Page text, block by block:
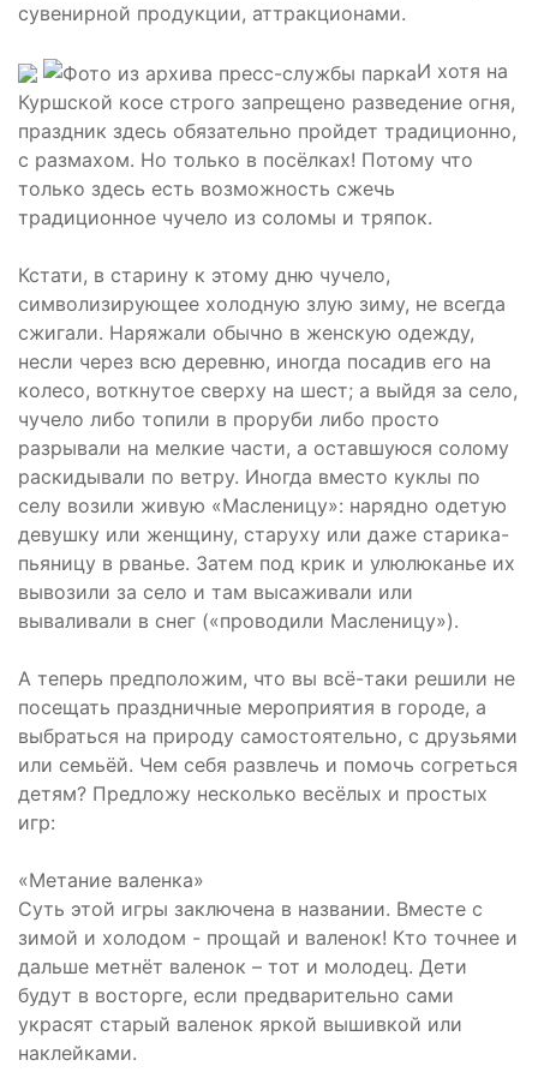
сувенирной продукции, аттракционами.
И хотя на
Куршской косе строго запрещено разведение огня,
праздник здесь обязательно пройдет традиционно,
с размахом. Но только в посёлках! Потому что
только здесь есть возможность сжечь
традиционное чучело из соломы и тряпок.
Кстати, в старину к этому дню чучело,
символизирующее холодную злую зиму, не всегда
сжигали. Наряжали обычно в женскую одежду,
несли через всю деревню, иногда посадив его на
колесо, воткнутое сверху на шест; а выйдя за село,
чучело либо топили в проруби либо просто
разрывали на мелкие части, а оставшуюся солому
раскидывали по ветру. Иногда вместо куклы по
селу возили живую «Масленицу»: нарядно одетую
девушку или женщину, старуху или даже старика-
пьяницу в рванье. Затем под крик и улюлюканье их
вывозили за село и там высаживали или
вываливали в снег («проводили Масленицу»).
А теперь предположим, что вы всё-таки решили не
посещать праздничные мероприятия в городе, а
выбраться на природу самостоятельно, с друзьями
или семьёй. Чем себя развлечь и помочь согреться
детям? Предложу несколько весёлых и простых
игр:
«Метание валенка»
Суть этой игры заключена в названии. Вместе с
зимой и холодом - прощай и валенок! Кто точнее и
дальше метнёт валенок – тот и молодец. Дети
будут в восторге, если предварительно сами
украсят старый валенок яркой вышивкой или
наклейками.